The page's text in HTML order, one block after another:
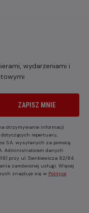
wydarzeniami i
ZAPISZ MNIE
otrzymywanie informacji
repertuaru,
S.A. wysyłanych za pomocą
Administratorem danych
przy ul. Sienkiewicza 82/84.
zamówionej usługi. Więcej
znajduje się w Polityce